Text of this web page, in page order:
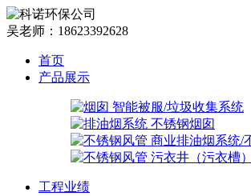
吴老师：18623392628
首页
产品展示
智能被服/垃圾收集系统
不锈钢烟囱
商业排油烟系统/
污衣井（污衣槽）
工程业绩